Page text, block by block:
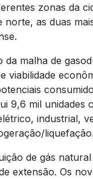
zonas da
norte, as duas
da malha de
viabilidade
9,6 mil unidades
industrial,
liquefação.
de gás
extensão. Os